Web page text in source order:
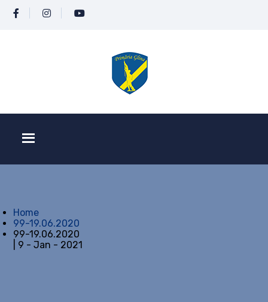
Home
99-19.06.2020
99-19.06.2020
| 9 - Jan - 2021